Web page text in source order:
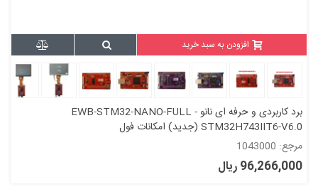
افزودن به سبد خرید
برد کاربردی و حرفه ای نانو EWB-STM32-NANO-FULL -
STM32H743IIT6-V6.0 (جدید) امکانات فول
مرجع: 1043000
96,266,000 ریال